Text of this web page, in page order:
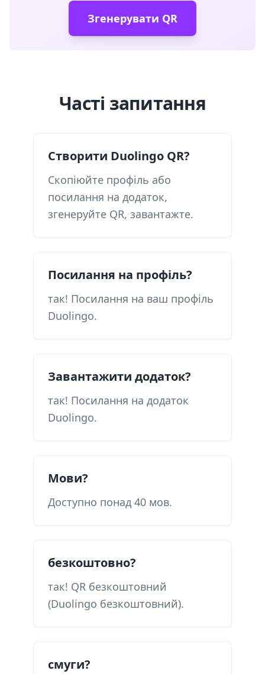
Згенерувати QR
Часті запитання
Створити Duolingo QR?
Скопіюйте профіль або
посилання на додаток,
згенеруйте QR, завантажте.
Посилання на профіль?
так! Посилання на ваш профіль
Duolingo.
Завантажити додаток?
так! Посилання на додаток
Duolingo.
Мови?
Доступно понад 40 мов.
безкоштовно?
так! QR безкоштовний
(Duolingo безкоштовний).
смуги?